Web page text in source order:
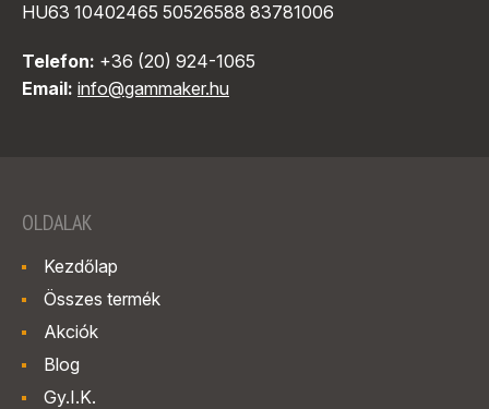
HU63 10402465 50526588 83781006
Telefon: +36 (20) 924-1065
Email: info@gammaker.hu
OLDALAK
Kezdőlap
Összes termék
Akciók
Blog
Gy.I.K.